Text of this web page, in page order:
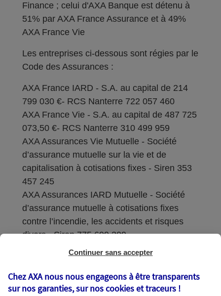
Finance ; celui d'AXA Banque est détenu à
51% par AXA France Assurance et à 49%
AXA France Vie
Les entreprises ci-dessous sont régies par le
Code des Assurances :
AXA France IARD - S.A. au capital de 214
799 030 €- RCS Nanterre 722 057 460
AXA France Vie - S.A. au capital de 487 725
073,50 €- RCS Nanterre 310 499 959
AXA Assurances Vie Mutuelle - Société
d’assurance mutuelle sur la vie et de
capitalisation à cotisations fixes - Siren 353
457 245
AXA Assurances IARD Mutuelle - Société
d’assurance mutuelle à cotisations fixes
contre l’incendie, les accidents et risques
divers - Siren 775 699 309
Sièges sociaux : 313 Terrasses de l’Arche –
Coordonnées de l'Autorité de contrôle
Continuer sans accepter
Chez AXA nous nous engageons à être transparents
sur nos garanties, sur noscookies et traceurs !